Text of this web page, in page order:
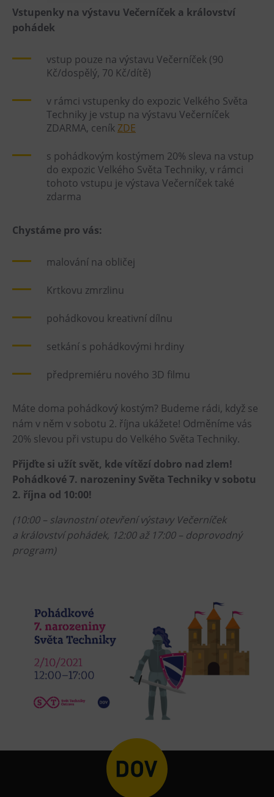
Heligonka
Lezecká stěna
Národní zemědělské muzeum
FUTUREUM
Dolní Vítkovice
Hornické muzeum
Kavárna Velký Svět techniky
Restaurace VP ART
CØKAFE Dolní Vítkovice
FUTURE café
Ubytování
Hotel VP1
Vila Liběna
Další
Narozeninové oslavy
Letní tábory
Tematické dárkové poukazy
Kroužky pro děti
Výjezdní akce
Vstupenky na výstavu Večerníček a království
pohádek
vstup pouze na výstavu Večerníček (90
Kč/dospělý, 70 Kč/dítě)
v rámci vstupenky do expozic Velkého Světa
Techniky je vstup na výstavu Večerníček
ZDARMA, ceníkZDE
s pohádkovým kostýmem 20% sleva na vstup
do expozic Velkého Světa Techniky, v rámci
tohoto vstupu je výstava Večerníček také
zdarma
Chystáme pro vás:
malování na obličej
Krtkovu zmrzlinu
pohádkovou kreativní dílnu
setkání s pohádkovými hrdiny
předpremiéru nového 3D filmu
Máte doma pohádkový kostým? Budeme rádi, když se
nám v něm v sobotu 2. října ukážete! Odměníme vás
20% slevou při vstupu do Velkého Světa Techniky.
Přijďte si užít svět, kde vítězí dobro nad zlem!
Pohádkové 7. narozeniny Světa Techniky v sobotu
2. října od 10:00!
(10:00 – slavnostní otevření výstavy Večerníček
a království pohádek, 12:00 až 17:00 – doprovodný
program)